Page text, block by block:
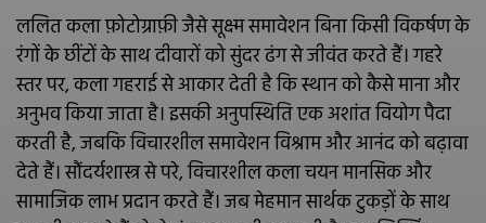
ललित कला फ़ोटोग्राफ़ी जैसे सूक्ष्म समावेशन बिना किसी विकर्षण के
रंगों के छींटों के साथ दीवारों को सुंदर ढंग से जीवंत करते हैं। गहरे
स्तर पर, कला गहराई से आकार देती है कि स्थान को कैसे माना और
अनुभव किया जाता है। इसकी अनुपस्थिति एक अशांत वियोग पैदा
करती है, जबकि विचारशील समावेशन विश्राम और आनंद को बढ़ावा
देते हैं। सौंदर्यशास्त्र से परे, विचारशील कला चयन मानसिक और
सामाजिक लाभ प्रदान करते हैं। जब मेहमान सार्थक टुकड़ों के साथ